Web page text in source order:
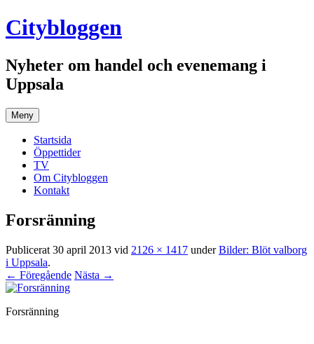
Hoppa
till
Citybloggen
Nyheter om handel och evenemang i
Uppsala
Meny
Startsida
Öppettider
TV
Om Citybloggen
Kontakt
Forsränning
Publicerat 30 april 2013 vid 2126 × 1417 underBilder: Blöt valborg
i Uppsala.
← Föregående Nästa →
Forsränning